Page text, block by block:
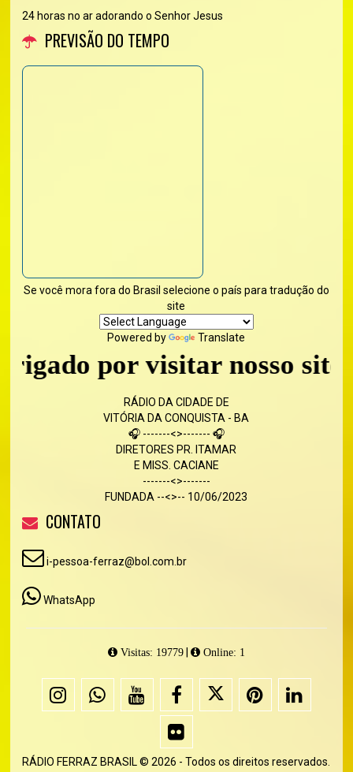
24 horas no ar adorando o Senhor Jesus
PREVISÃO DO TEMPO
Se você mora fora do Brasil selecione o país para tradução do
site
Powered by Translate
por visitar nosso site -
RÁDIO DA CIDADE DE
VITÓRIA DA CONQUISTA - BA
🎧 -------<>------- 🎧
DIRETORES PR. ITAMAR
E MISS. CACIANE
-------<>-------
FUNDADA --<>-- 10/06/2023
CONTATO
i-pessoa-ferraz@bol.com.br
WhatsApp
Visitas: 19779| Online: 1
RÁDIO FERRAZ BRASIL © 2026 - Todos os direitos reservados.